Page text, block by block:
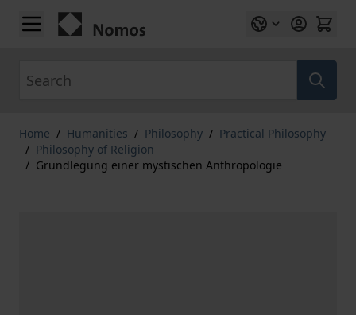
Skip to Content
Home / Humanities / Philosophy / Practical Philosophy
/ Philosophy of Religion
/ Grundlegung einer mystischen Anthropologie